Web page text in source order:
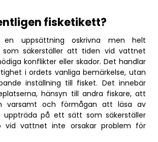
fisketikett?
en uppsättning oskrivna men helt
som säkerställer att tiden vid vattnet
konflikter eller skador. Det handlar
i ordets vanliga bemärkelse, utan
inställning till fisket. Det innebär
hänsyn till andra fiskare, att
varsamt och förmågan att läsa av
uppträda på ett sätt som säkerställer
vid vattnet inte orsakar problem för